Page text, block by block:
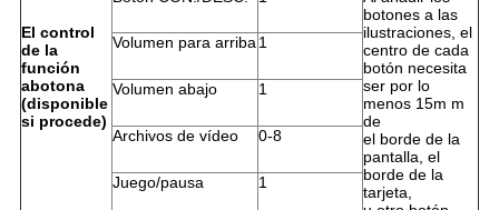
El control
de la
función
abotona
(disponible
si procede)
botones a las
ilustraciones, el
centro de cada
botón necesita
ser por lo
menos 15m m
de
el borde de la
pantalla, el
borde de la
tarjeta,
Volumen para arriba1
Volumen abajo 1
Archivos de vídeo 0-8
Juego/pausa 1